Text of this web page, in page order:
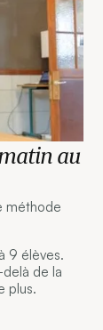
au
méthode
9 élèves.
de la
plus.